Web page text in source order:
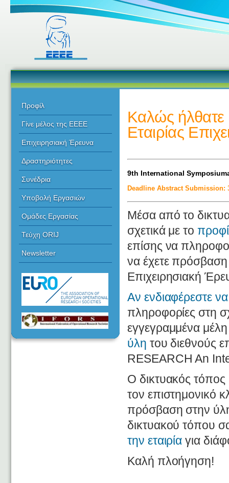
Προφίλ
Γίνε μέλος της ΕΕΕΕ
Επιχειρησιακή Έρευνα
Δραστηριότητες
Συνέδρια
Υποβολή Εργασιών
Ομάδες Εργασίας
Τεύχη ORIJ
Newsletter
Καλώς ήλθατε
Εταιρίας
9th International
Deadline Abstract Submission:
Μέσα από το
σχετικά με το
επίσης να
να έχετε
Επιχειρησιακή
Αν ενδιαφέρεστε
πληροφορίες στη
εγγεγραμμένα
ύλη του διεθνούς
RESEARCH An
Ο δικτυακός
τον επιστημονικό
πρόσβαση στην
δικτυακού τόπου
την εταιρία για
Καλή πλοήγηση!